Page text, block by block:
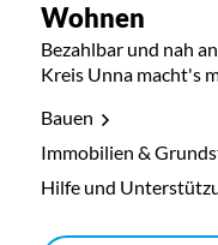
Wohnen
Bezahlbar und nah
Kreis Unna macht's
Bauen
Immobilien &
Hilfe und